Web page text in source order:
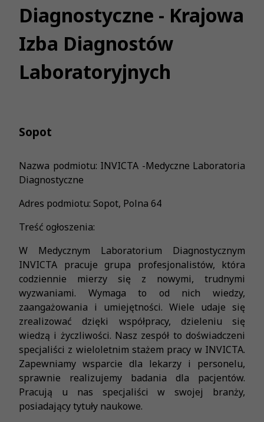
Diagnostyczne - Krajowa
Izba Diagnostów
Laboratoryjnych
Sopot
Nazwa podmiotu: INVICTA -Medyczne Laboratoria
Diagnostyczne
Adres podmiotu: Sopot, Polna 64
Treść ogłoszenia:
W Medycznym Laboratorium Diagnostycznym
INVICTA pracuje grupa profesjonalistów, która
codziennie mierzy się z nowymi, trudnymi
wyzwaniami. Wymaga to od nich wiedzy,
zaangażowania i umiejętności. Wiele udaje się
zrealizować dzięki współpracy, dzieleniu się
wiedzą i życzliwości. Nasz zespół to doświadczeni
specjaliści z wieloletnim stażem pracy w INVICTA.
Zapewniamy wsparcie dla lekarzy i personelu,
sprawnie realizujemy badania dla pacjentów.
Pracują u nas specjaliści w swojej branży,
posiadający tytuły naukowe.